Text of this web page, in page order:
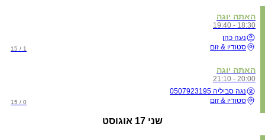
האתה יוגה
18:30 - 19:40
נעה כהן
סטודיו & זום
1 / 15
האתה יוגה
20:00 - 21:10
נגה סביליה 0507923195
סטודיו & זום
0 / 15
שני 17 אוגוסט